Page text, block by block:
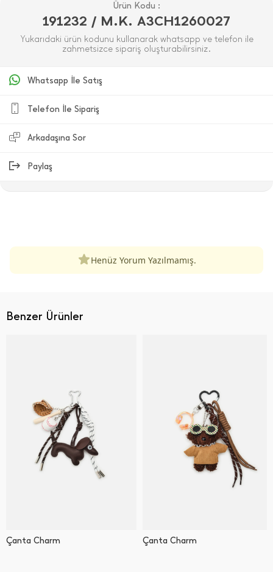
Ürün Kodu :
191232 / M.K. A3CH1260027
Yukarıdaki ürün kodunu kullanarak whatsapp ve telefon ile
zahmetsizce sipariş oluşturabilirsiniz.
Whatsapp İle Satış
Telefon İle Sipariş
Arkadaşına Sor
Paylaş
Henüz Yorum Yazılmamış.
Benzer Ürünler
Çanta Charm Çanta Charm